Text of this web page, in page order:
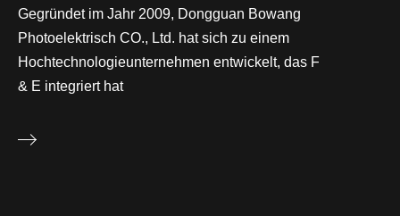
Gegründet im Jahr 2009, Dongguan Bowang
Photoelektrisch CO., Ltd. hat sich zu einem
Hochtechnologieunternehmen entwickelt, das F
& E integriert hat